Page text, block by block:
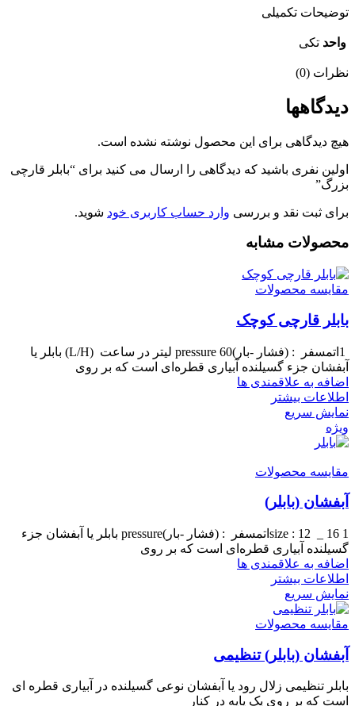
توضیحات تکمیلی
واحد تکی
نظرات (0)
دیدگاهها
هیچ دیدگاهی برای این محصول نوشته نشده است.
اولین نفری باشید که دیدگاهی را ارسال می کنید برای “بابلر قارچی
بزرگ”
برای ثبت نقد و بررسی وارد حساب کاربری خود شوید.
محصولات مشابه
مقایسه محصولات
بابلر قارچی کوچک
1اتمسفر : (فشار -بار)pressure 60 لیتر در ساعت (L/H) بابلر یا
آبفشان جزء گسیلنده آبیاری قطره‌ای است که بر روی
اضافه به علاقمندی ها
اطلاعات بیشتر
نمایش سریع
ویژه
مقایسه محصولات
آبفشان (بابلر)
size : 12 _ 16 1اتمسفر : (فشار -بار)pressure بابلر یا آبفشان جزء
گسیلنده آبیاری قطره‌ای است که بر روی
اضافه به علاقمندی ها
اطلاعات بیشتر
نمایش سریع
مقایسه محصولات
آبفشان (بابلر) تنظیمی
بابلر تنظیمی زلال رود یا آبفشان نوعی گسیلنده در آبیاری قطره ای
است که بر روی یک پایه در کنار